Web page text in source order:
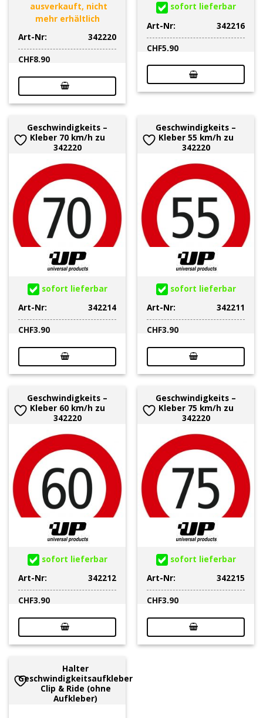
ausverkauft, nicht
mehr erhältlich
Art-Nr:
342220
CHF8.90
sofort lieferbar
Art-Nr:
342216
CHF5.90
Geschwindigkeits –
Kleber 70 km/h zu
342220
sofort lieferbar
Art-Nr:
342214
CHF3.90
Geschwindigkeits –
Kleber 55 km/h zu
342220
sofort lieferbar
Art-Nr:
342211
CHF3.90
Geschwindigkeits –
Kleber 60 km/h zu
342220
sofort lieferbar
Art-Nr:
342212
CHF3.90
Geschwindigkeits –
Kleber 75 km/h zu
342220
sofort lieferbar
Art-Nr:
342215
CHF3.90
Halter
Geschwindigkeitsaufkleber
Clip & Ride (ohne
Aufkleber)